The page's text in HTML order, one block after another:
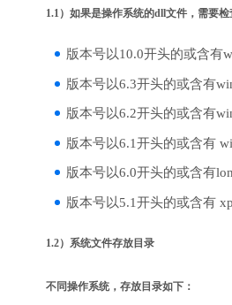
1.1）如果是操作系统的dll文件，需要
版本号以10.0开头的或含有
版本号以6.3开头的或含有
版本号以6.2开头的或含有
版本号以6.1开头的或含有
版本号以6.0开头的或含有
版本号以5.1开头的或含有
1.2）系统文件存放目录
不同操作系统，存放目录如下：